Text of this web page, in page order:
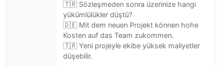
🇹🇷 Sözleşmeden sonra üzerinize hangi
yükümlülükler düştü?
🇩🇪 Mit dem neuen Projekt können hohe
Kosten auf das Team zukommen.
🇹🇷 Yeni projeyle ekibe yüksek maliyetler
düşebilir.